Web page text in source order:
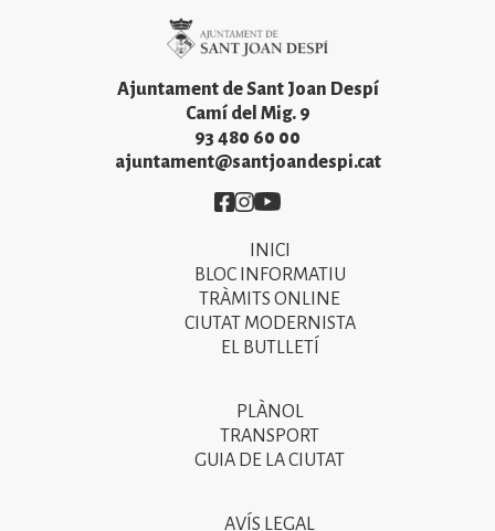
Ajuntament de Sant Joan Despí
Camí del Mig. 9
93 480 60 00
ajuntament@santjoandespi.cat
Imatge
Imatge
Imatge
INICI
BLOC INFORMATIU
TRÀMITS ONLINE
CIUTAT MODERNISTA
EL BUTLLETÍ
PLÀNOL
TRANSPORT
GUIA DE LA CIUTAT
AVÍS LEGAL